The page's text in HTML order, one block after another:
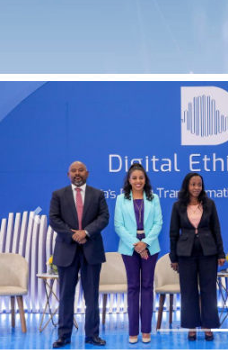
Previous